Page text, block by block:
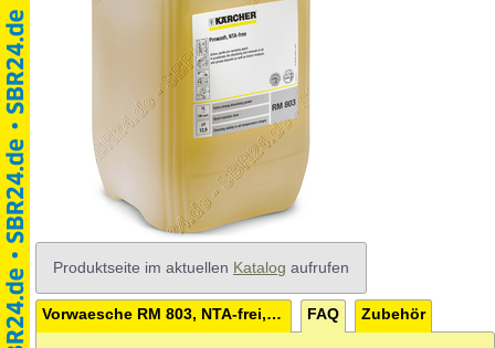
Produktseite im aktuellen Katalog aufrufen
Vorwaesche RM 803, NTA-frei, 20 L FAQ Zubehör